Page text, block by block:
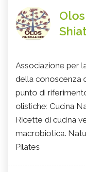
Associazione per
della conoscenza
punto di
olistiche: Cucina
Ricette di cucina
macrobiotica.
Pilates